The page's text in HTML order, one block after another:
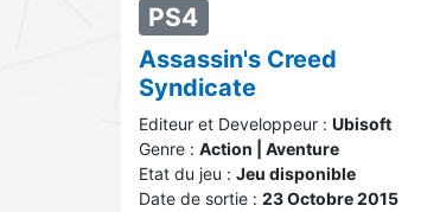
PS4
Assassin's Creed
Syndicate
Editeur et Developpeur : Ubisoft
Genre : Action | Aventure
Etat du jeu : Jeu disponible
Date de sortie : 23 Octobre 2015